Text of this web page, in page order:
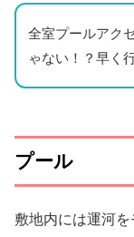
全室プールアク
ゃない！？早く
プール
敷地内には運河